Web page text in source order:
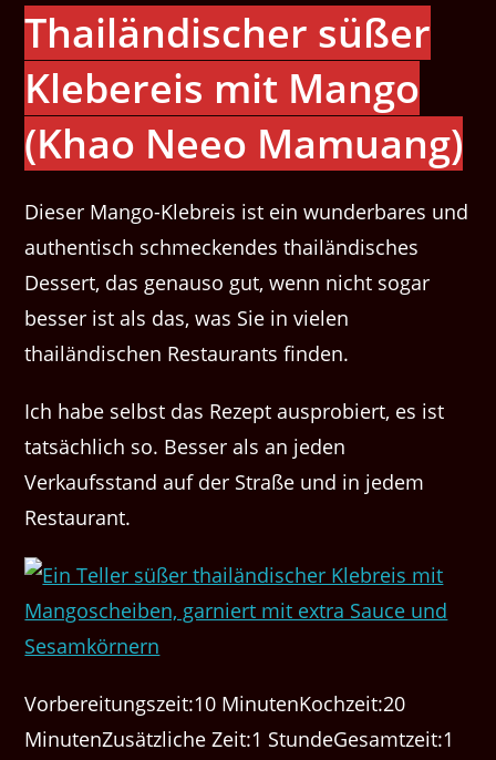
Thailändischer süßer
Klebereis mit Mango
(Khao Neeo Mamuang)
Dieser Mango-Klebreis ist ein wunderbares und
authentisch schmeckendes thailändisches
Dessert, das genauso gut, wenn nicht sogar
besser ist als das, was Sie in vielen
thailändischen Restaurants finden.
Ich habe selbst das Rezept ausprobiert, es ist
tatsächlich so. Besser als an jeden
Verkaufsstand auf der Straße und in jedem
Restaurant.
Vorbereitungszeit:10 MinutenKochzeit:20
MinutenZusätzliche Zeit:1 StundeGesamtzeit:1